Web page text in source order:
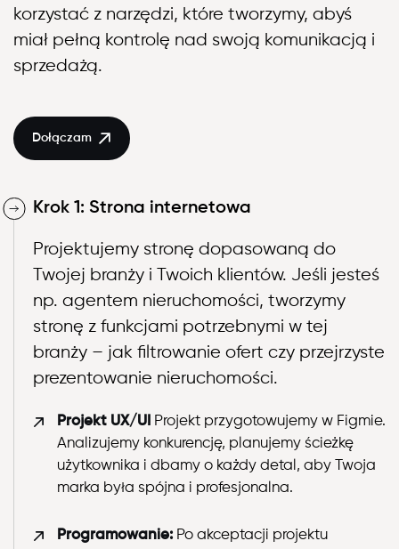
korzystać z narzędzi, które tworzymy, abyś
miał pełną kontrolę nad swoją komunikacją i
sprzedażą.
Dołączam
Krok 1: Strona internetowa
Projektujemy stronę dopasowaną do
Twojej branży i Twoich klientów. Jeśli jesteś
np. agentem nieruchomości, tworzymy
stronę z funkcjami potrzebnymi w tej
branży – jak filtrowanie ofert czy przejrzyste
prezentowanie nieruchomości.
Projekt UX/UI Projekt przygotowujemy w Figmie.
Analizujemy konkurencję, planujemy ścieżkę
użytkownika i dbamy o każdy detal, aby Twoja
marka była spójna i profesjonalna.
Programowanie: Po akceptacji projektu